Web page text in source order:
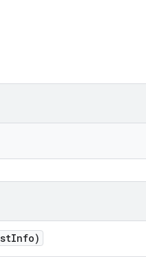
Info)